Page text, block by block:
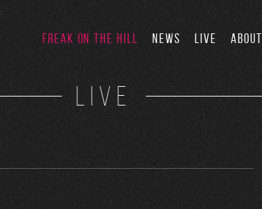
FREAK ON THE HILL NEWS LIVE ABOUT
LIVE